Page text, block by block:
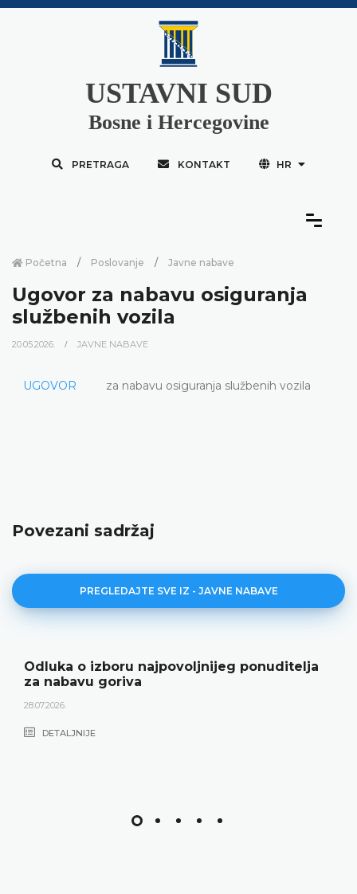
USTAVNI SUD
Bosne i Hercegovine
PRETRAGA KONTAKT HR
Početna Poslovanje Javne nabave
Ugovor za nabavu osiguranja
službenih vozila
20.05.2026. JAVNE NABAVE
UGOVOR za nabavu osiguranja službenih vozila
Povezani sadržaj
PREGLEDAJTE SVE IZ - JAVNE NABAVE
Odluka o izboru najpovoljnijeg ponuditelja
za nabavu goriva
28.07.2026.
DETALJNIJE